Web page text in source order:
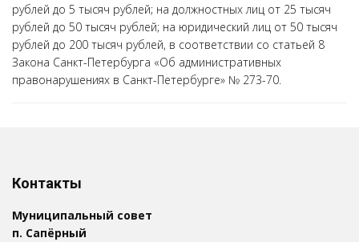
рублей до 5 тысяч рублей; на должностных лиц от 25 тысяч
рублей до 50 тысяч рублей; на юридический лиц от 50 тысяч
рублей до 200 тысяч рублей, в соответствии со статьей 8
Закона Санкт-Петербурга «Об административных
правонарушениях в Санкт-Петербурге» № 273-70.
Контакты
Муниципальный совет
п. Сапёрный